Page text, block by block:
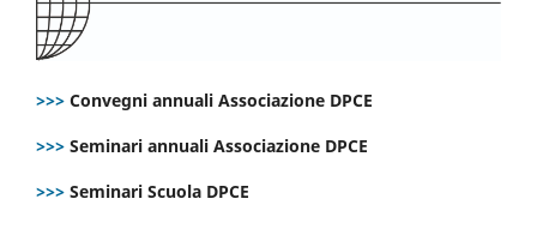
>>> Convegni annuali Associazione DPCE
>>> Seminari annuali Associazione DPCE
>>> Seminari Scuola DPCE